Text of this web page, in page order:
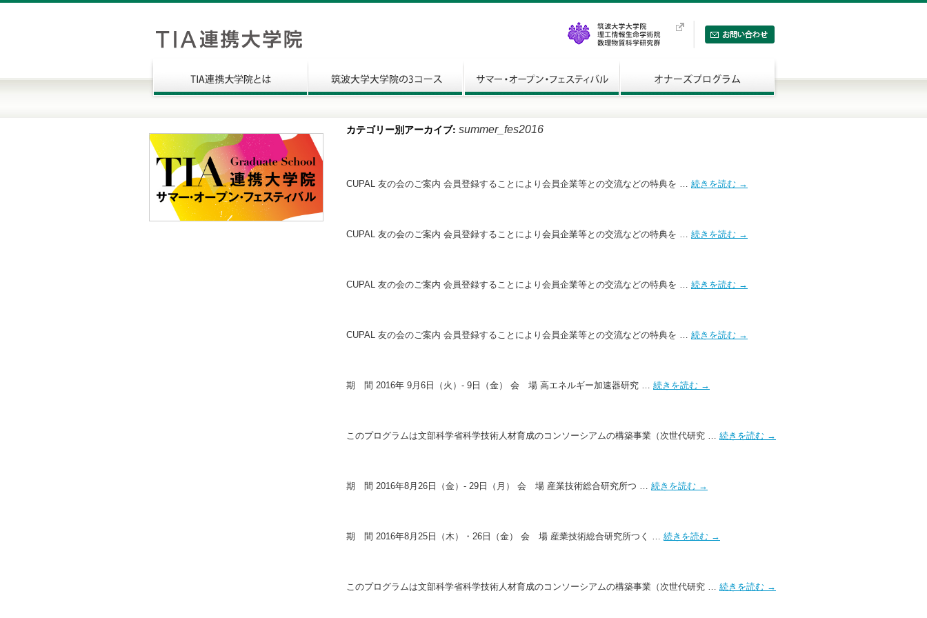
カテゴリー別アーカイブ: summer_fes2016
CUPAL 友の会のご案内 会員登録することにより会員企業等との交流などの特典を … 続きを読む →
CUPAL 友の会のご案内 会員登録することにより会員企業等との交流などの特典を … 続きを読む →
CUPAL 友の会のご案内 会員登録することにより会員企業等との交流などの特典を … 続きを読む →
CUPAL 友の会のご案内 会員登録することにより会員企業等との交流などの特典を … 続きを読む →
期 間 2016年 9月6日（火）- 9日（金） 会 場 高エネルギー加速器研究 … 続きを読む →
このプログラムは文部科学省科学技術人材育成のコンソーシアムの構築事業（次世代研究 … 続きを読む →
期 間 2016年8月26日（金）- 29日（月） 会 場 産業技術総合研究所つ … 続きを読む →
期 間 2016年8月25日（木）・26日（金） 会 場 産業技術総合研究所つく … 続きを読む →
このプログラムは文部科学省科学技術人材育成のコンソーシアムの構築事業（次世代研究 … 続きを読む →